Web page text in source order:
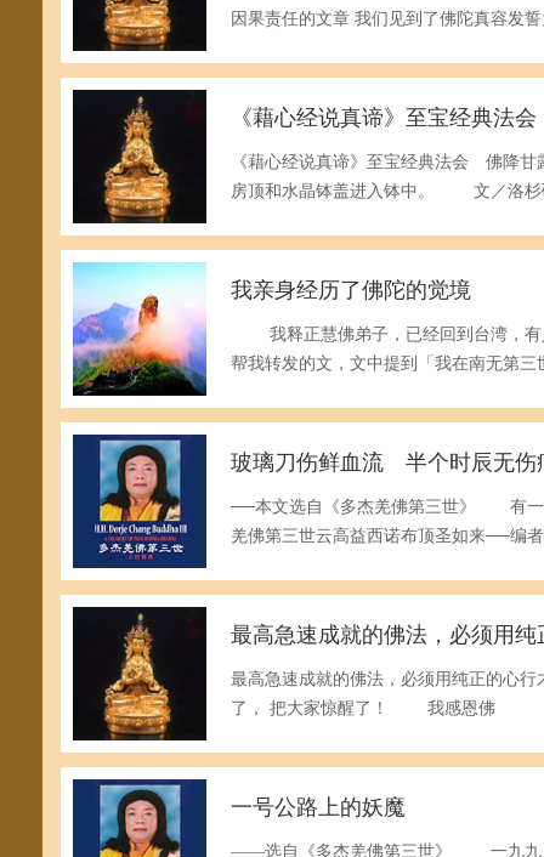
因果责任的文章 我们见到了佛陀真容
《藉心经说真谛》至宝经典法
《藉心经说真谛》至宝经典法会 佛降
房顶和水晶钵盖进入钵中。 文／洛
我亲身经历了佛陀的觉境
我释正慧佛弟子，已经回到台湾，有
帮我转发的文，文中提到「我在南无第三
玻璃刀伤鲜血流 半个时辰无伤
──本文选自《多杰羌佛第三世》 有一
羌佛第三世云高益西诺布顶圣如来──编
最高急速成就的佛法，必须用
最高急速成就的佛法，必须用纯正的
了， 把大家惊醒了！ 我感恩佛
一号公路上的妖魔
——选自《多杰羌佛第三世》 一九九八